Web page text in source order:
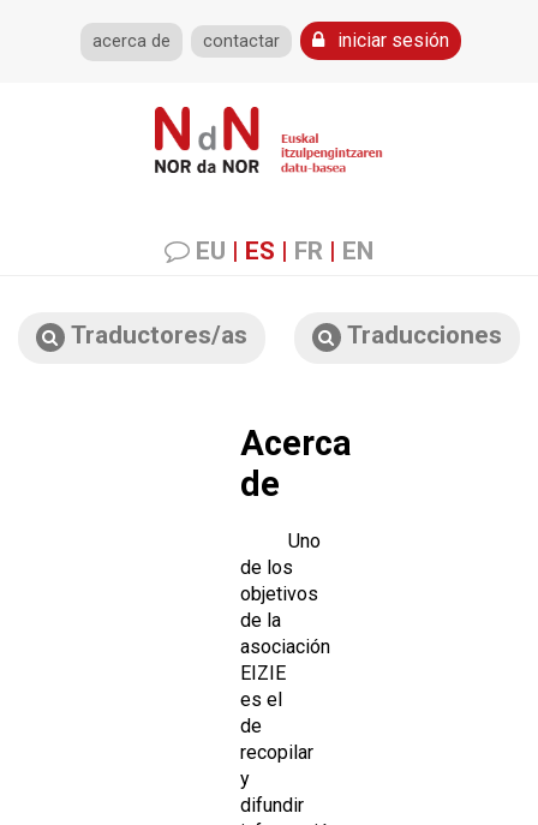
acerca de contactar iniciar sesión
EU | ES | FR | EN
Traductores/as Traducciones
Acerca
de
Uno
de los
objetivos
de la
asociación
EIZIE
es el
de
recopilar
y
difundir